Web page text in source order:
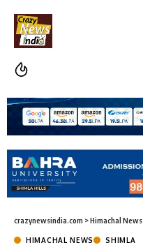
crazynewsindia.com >Himachal News
HIMACHAL NEWS SHIMLA